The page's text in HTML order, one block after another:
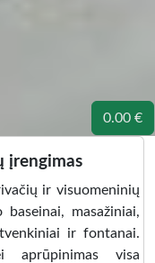
0.00 €
įrengimas
ir visuomeninių
masažiniai,
ir fontanai.
aprūpinimas visa